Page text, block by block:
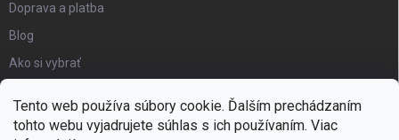
Tento web používa súbory cookie. Ďalším prechádzaním
tohto webu vyjadrujete súhlas s ich používaním. Viac
Doprava a platba
Blog
Ako si vybrať
Certifikát kvality